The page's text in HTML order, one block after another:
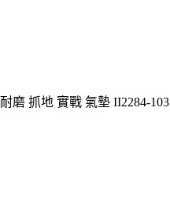
磨 抓地 實戰 氣墊 II2284-103